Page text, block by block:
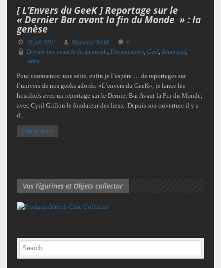
[ L’Envers du GeeK ] Reportage sur le
« Dernier Bar avant la fin du Monde » : la
genèse
28 juil 2012 Monsieur Smith
8
Dernier bar avant la fin du monde, Documentaire, Geek, Reportage,
Video
Pour commencer une série, enfin je l’espère … de reportages sur
l’univers de nos geeks adorés: «L’envers du GeeK», je lance les
hostilités avec un reportage sur le Dernier Bar Avant la Fin du Monde,
avec Cyril Grillon le fondateur des lieux. Depuis son ouverture il y a
d...
Lire la suite
Vos Figurines et Objets collector